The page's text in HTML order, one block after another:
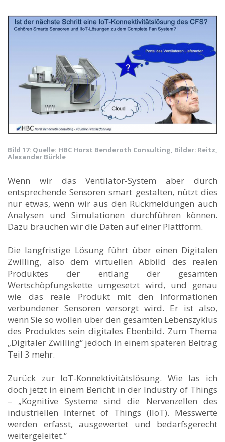
Bild 17: Quelle: HBC Horst Benderoth Consulting, Bilder: Reitz,
Alexander Bürkle
Wenn wir das Ventilator-System aber durch
entsprechende Sensoren smart gestalten, nützt dies
nur etwas, wenn wir aus den Rückmeldungen auch
Analysen und Simulationen durchführen können.
Dazu brauchen wir die Daten auf einer Plattform.
Die langfristige Lösung führt über einen Digitalen
Zwilling, also dem virtuellen Abbild des realen
Produktes der entlang der gesamten
Wertschöpfungskette umgesetzt wird, und genau
wie das reale Produkt mit den Informationen
verbundener Sensoren versorgt wird. Er ist also,
wenn Sie so wollen über den gesamten Lebenszyklus
des Produktes sein digitales Ebenbild. Zum Thema
„Digitaler Zwilling“ jedoch in einem späteren Beitrag
Teil 3 mehr.
Zurück zur IoT-Konnektivitätslösung. Wie las ich
doch jetzt in einem Bericht in der Industry of Things
– „Kognitive Systeme sind die Nervenzellen des
industriellen Internet of Things (IIoT). Messwerte
werden erfasst, ausgewertet und bedarfsgerecht
weitergeleitet.“